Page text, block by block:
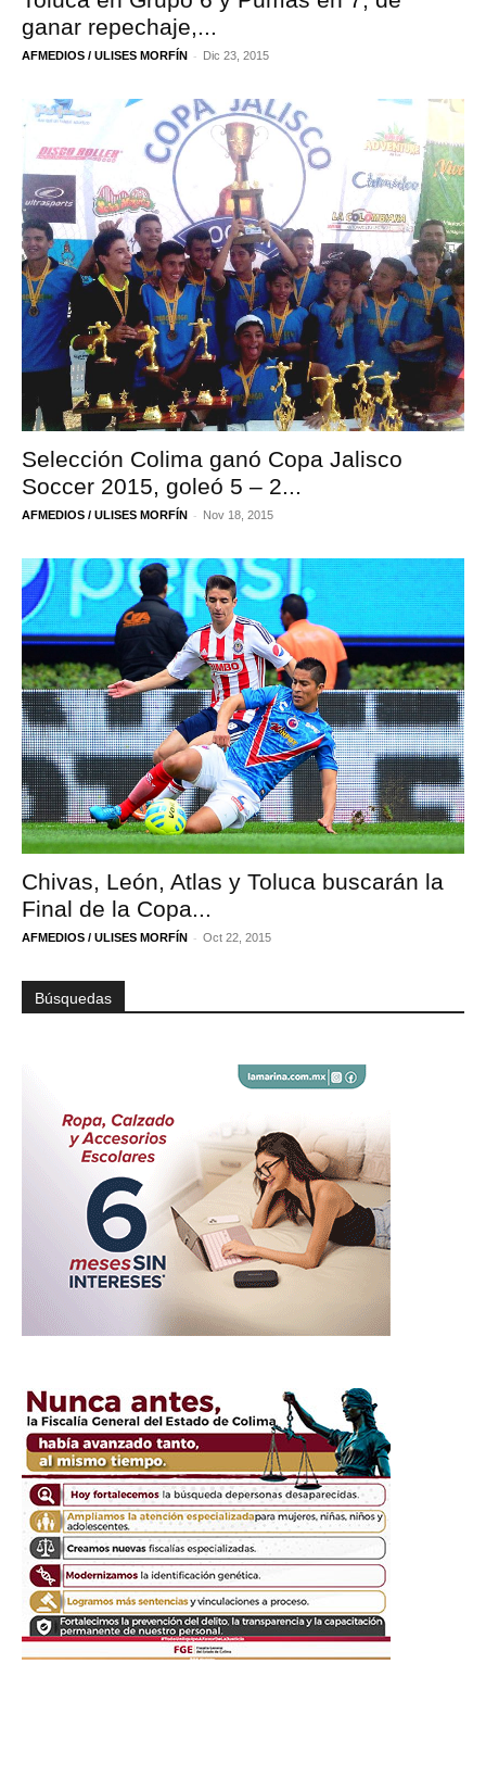
ganar repechaje,...
AFMEDIOS / ULISES MORFÍN - Dic 23, 2015
Selección Colima ganó Copa Jalisco
Soccer 2015, goleó 5 – 2...
AFMEDIOS / ULISES MORFÍN - Nov 18, 2015
Chivas, León, Atlas y Toluca buscarán la
Final de la Copa...
AFMEDIOS / ULISES MORFÍN - Oct 22, 2015
Búsquedas